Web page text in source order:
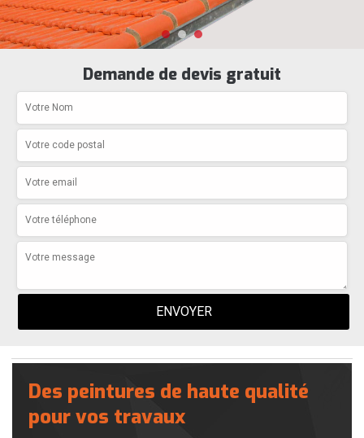
Demande de devis gratuit
Des peintures de haute qualité
pour vos travaux